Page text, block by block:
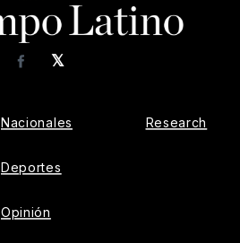
𝕏
Facebook
Nacionales
Deportes
Opinión
Research